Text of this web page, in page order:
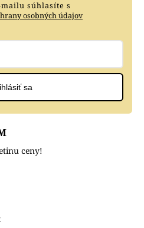
ceny!
súhlasíte s
osobných údajov
sa